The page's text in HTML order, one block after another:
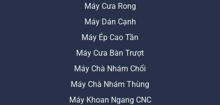
Máy Cưa Rong
Máy Dán Cạnh
Máy Ép Cao Tần
Máy Cưa Bàn Trượt
Máy Chà Nhám Chổi
Máy Chà Nhám Thùng
Máy Khoan Ngang CNC